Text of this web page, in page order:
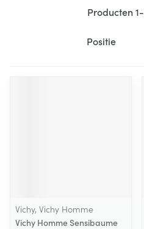
Producten1-
Sorteer op:
Vichy, Vichy Homme
Vichy Homme Sensibaume